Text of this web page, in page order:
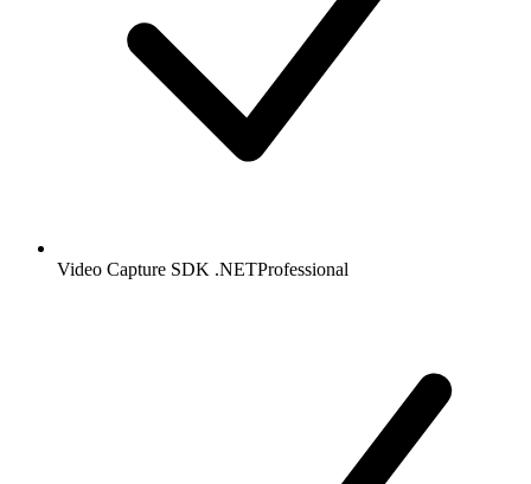
Video Capture SDK .NETProfessional